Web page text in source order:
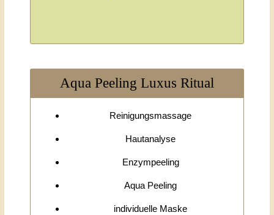
Aqua Peeling Luxus Ritual
Reinigungsmassage
Hautanalyse
Enzympeeling
Aqua Peeling
individuelle Maske